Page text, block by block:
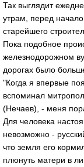
Так выглядит
утрам, перед
старейшего
Пока подобное
железнодорожном
дорогах было
"Когда я впервые
вспоминал
(Нечаев), - меня
Для человека
невозможно -
что земля его
плюнуть матери в